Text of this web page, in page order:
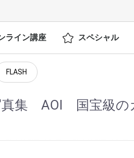
ライン講座 スペシャル
FLASH
真集 AOI 国宝級の